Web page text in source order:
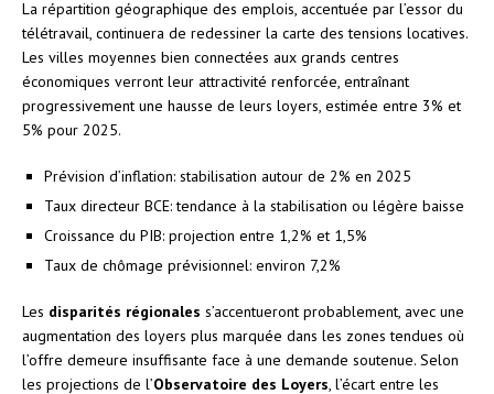
La répartition géographique des emplois, accentuée par l’essor du
télétravail, continuera de redessiner la carte des tensions locatives.
Les villes moyennes bien connectées aux grands centres
économiques verront leur attractivité renforcée, entraînant
progressivement une hausse de leurs loyers, estimée entre 3% et
5% pour 2025.
Prévision d’inflation: stabilisation autour de 2% en 2025
Taux directeur BCE: tendance à la stabilisation ou légère baisse
Croissance du PIB: projection entre 1,2% et 1,5%
Taux de chômage prévisionnel: environ 7,2%
Les disparités régionales s’accentueront probablement, avec une
augmentation des loyers plus marquée dans les zones tendues où
l’offre demeure insuffisante face à une demande soutenue. Selon
les projections de l’Observatoire des Loyers , l’écart entre les